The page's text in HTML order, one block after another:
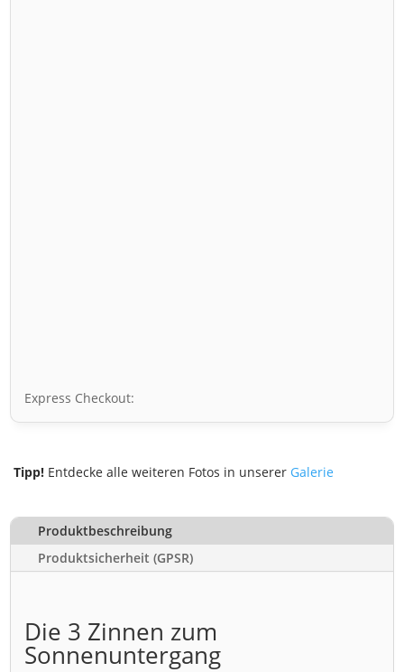
Express Checkout:
Tipp! Entdecke alle weiteren Fotos in unserer Galerie
Produktbeschreibung
Produktsicherheit (GPSR)
Die 3 Zinnen zum
Sonnenuntergang